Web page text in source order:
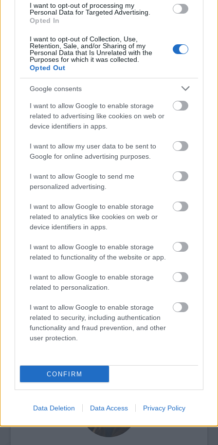
I want to opt-out of processing my
Personal Data for Targeted Advertising.
Opted In
I want to opt-out of Collection, Use,
Retention, Sale, and/or Sharing of my
Personal Data that Is Unrelated with the
Purposes for which it was collected.
Opted Out
Google consents
I want to allow Google to enable storage
related to advertising like cookies on web or
device identifiers in apps.
I want to allow my user data to be sent to
Google for online advertising purposes.
I want to allow Google to send me
personalized advertising.
I want to allow Google to enable storage
related to analytics like cookies on web or
device identifiers in apps.
I want to allow Google to enable storage
related to functionality of the website or app.
I want to allow Google to enable storage
related to personalization.
I want to allow Google to enable storage
related to security, including authentication
functionality and fraud prevention, and other
user protection.
CONFIRM
Data Deletion Data Access Privacy Policy
Színházban. A több mint 50 éves múltra
visszatekintő együttes fő célja a kisebbségi
népcsoportok művészetének fejlesztése, a
tehetségek felkarolása, valamint a különböző
etnikumok együttműködésének támogatása.
Küldetése, hogy tanítsa és gondoskodjon az
ország etnikumaiból származó művészi
tehetségekről - mondta Csák Ferenc.
Az Eötvös Loránd Tudományegyetemen
szakmai konferenciát rendeznek, amelyen a
két ország 60 éves diplomáciai kapcsolatait
eredményeket, a jelen és a jövő lehetőségeit
vitatják meg. A mezőgazdasági múzeumban
tintafestményeket felvonultató tárlat lesz
látható. A kiállítás bemutatja a tintafestészet
ősi hagyományait, s a művészek merész, új
technikákkal kísérletező műveit is.
VÁLHATTÁL VOLNA?